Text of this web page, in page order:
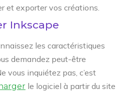
et exporter vos créations.
Inkscape
les caractéristiques
demandez peut-être
vous inquiétez pas, c’est
le logiciel à partir du site